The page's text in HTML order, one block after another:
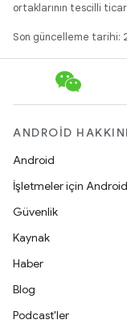
ortaklarının tescilli
Son güncelleme tarihi:
ANDROID
Android
İşletmeler için Android
Güvenlik
Kaynak
Haber
Blog
Podcast'ler